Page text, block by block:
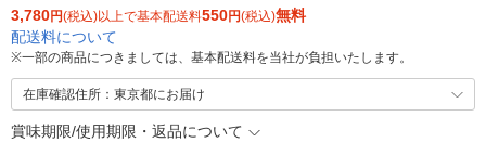
3,780円(税込)以上で基本配送料550円(税込)無料
配送料について
※一部の商品につきましては、基本配送料を当社が負担いたします。
在庫確認住所：東京都にお届け
賞味期限/使用期限・返品について